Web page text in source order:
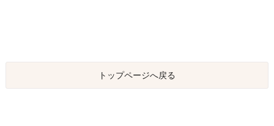
トップページへ戻る